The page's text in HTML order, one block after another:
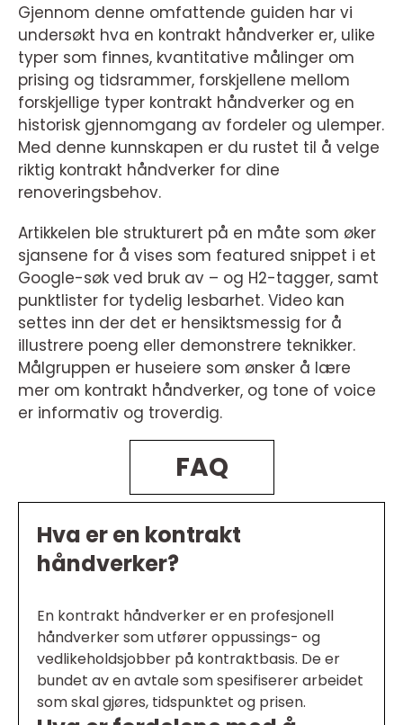
Gjennom denne omfattende guiden har vi
undersøkt hva en kontrakt håndverker er, ulike
typer som finnes, kvantitative målinger om
prising og tidsrammer, forskjellene mellom
forskjellige typer kontrakt håndverker og en
historisk gjennomgang av fordeler og ulemper.
Med denne kunnskapen er du rustet til å velge
riktig kontrakt håndverker for dine
renoveringsbehov.
Artikkelen ble strukturert på en måte som øker
sjansene for å vises som featured snippet i et
Google-søk ved bruk av – og H2-tagger, samt
punktlister for tydelig lesbarhet. Video kan
settes inn der det er hensiktsmessig for å
illustrere poeng eller demonstrere teknikker.
Målgruppen er huseiere som ønsker å lære
mer om kontrakt håndverker, og tone of voice
er informativ og troverdig.
FAQ
Hva er en kontrakt
håndverker?
En kontrakt håndverker er en profesjonell
håndverker som utfører oppussings- og
vedlikeholdsjobber på kontraktbasis. De er
bundet av en avtale som spesifiserer arbeidet
som skal gjøres, tidspunktet og prisen.